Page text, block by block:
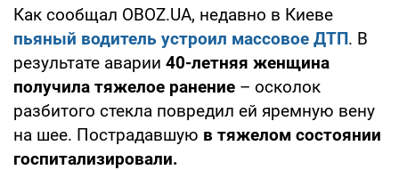
Как сообщал OBOZ.UA, недавно в Киеве
пьяный водитель устроил массовое ДТП. В
результате аварии 40-летняя женщина
получила тяжелое ранение – осколок
разбитого стекла повредил ей яремную вену
на шее. Пострадавшую в тяжелом состоянии
госпитализировали.